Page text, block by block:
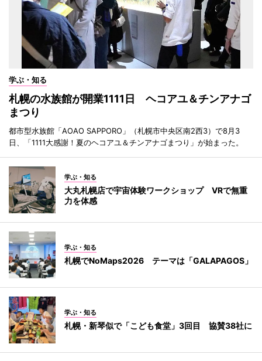
学ぶ・知る
札幌の水族館が開業1111日 ヘコアユ＆チンアナゴ
まつり
都市型水族館「AOAO SAPPORO」（札幌市中央区南2西3）で8月3
日、「1111大感謝！夏のヘコアユ＆チンアナゴまつり」が始まった。
学ぶ・知る
大丸札幌店で宇宙体験ワークショップ VRで無重
力を体感
学ぶ・知る
札幌でNoMaps2026 テーマは「GALAPAGOS」
学ぶ・知る
札幌・新琴似で「こども食堂」3回目 協賛38社に